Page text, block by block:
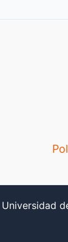
Universidad